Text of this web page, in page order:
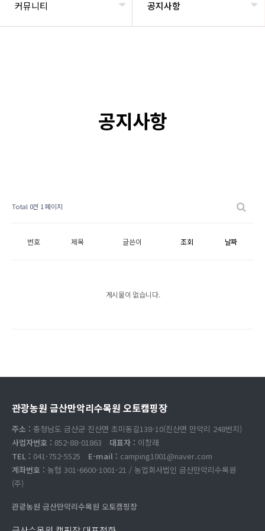
커뮤니티 공지사항
공지사항
Total 0건 1 페이지
번호 제목 글쓴이 조회 날짜
게시물이 없습니다.
관광농원 금산만악리수목원 오토캠핑장
주소 : 충청남도 금산군 진산면 초미동길138-10(진산면 만악리 248번지)
사업자번호 : 852-88-01863 대표자 : 이창래
TEL : 041-752-5525 E-mail : camping1001@naver.com
계좌번호 : 농협 301-6600-1001-21 / 농업회사법인 금산만악리수목원
(주)
관광농원 금산만악리수목원 오토캠핑장